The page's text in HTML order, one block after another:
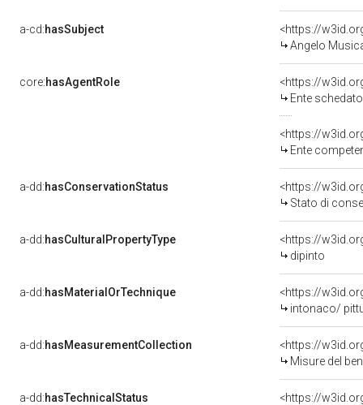
a-cd:hasSubject
<https://
Angelo
core:hasAgentRole
<https://
Ente schedatore del
<https://
Ente
a-dd:hasConservationStatus
<https://
Stato di
a-dd:hasCulturalPropertyType
<https://
dipinto
a-dd:hasMaterialOrTechnique
<https://
intonaco/
a-dd:hasMeasurementCollection
<https://
Misure del
a-dd:hasTechnicalStatus
<https://